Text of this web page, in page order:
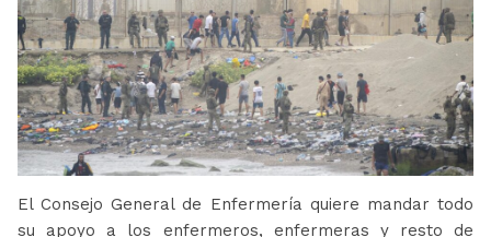
El Consejo General de Enfermería quiere mandar todo
su apoyo a los enfermeros, enfermeras y resto de